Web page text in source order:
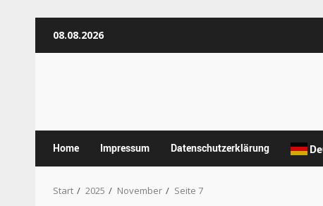
Inhalt08.08.2026
Home Impressum Datenschutzerklärung
Start 2025 November Seite 7